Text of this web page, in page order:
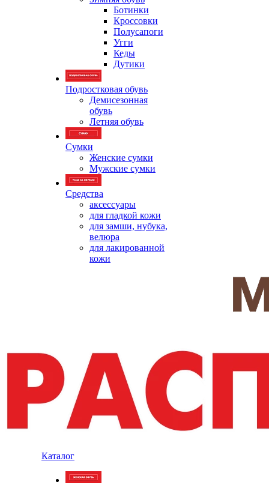
Ботинки
Кроссовки
Полусапоги
Угги
Кеды
Дутики
Подростковая обувь
Демисезонная
обувь
Летняя обувь
Сумки
Женские сумки
Мужские сумки
Средства
аксессуары
для гладкой кожи
для замши, нубука,
велюра
для лакированной
кожи
Каталог